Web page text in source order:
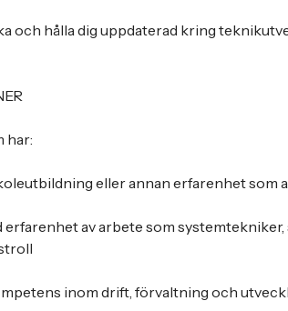
och hålla dig uppdaterad kring
har:
eller annan erfarenhet som
erfarenhet av arbete som
inom drift, förvaltning och